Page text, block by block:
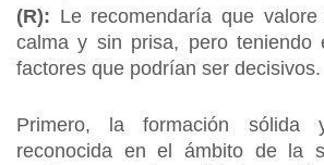
(R): Le recomendaría que
calma y sin prisa, pero teniendo
factores que podrían ser decisivos.
Primero, la formación sólida
reconocida en el ámbito de la